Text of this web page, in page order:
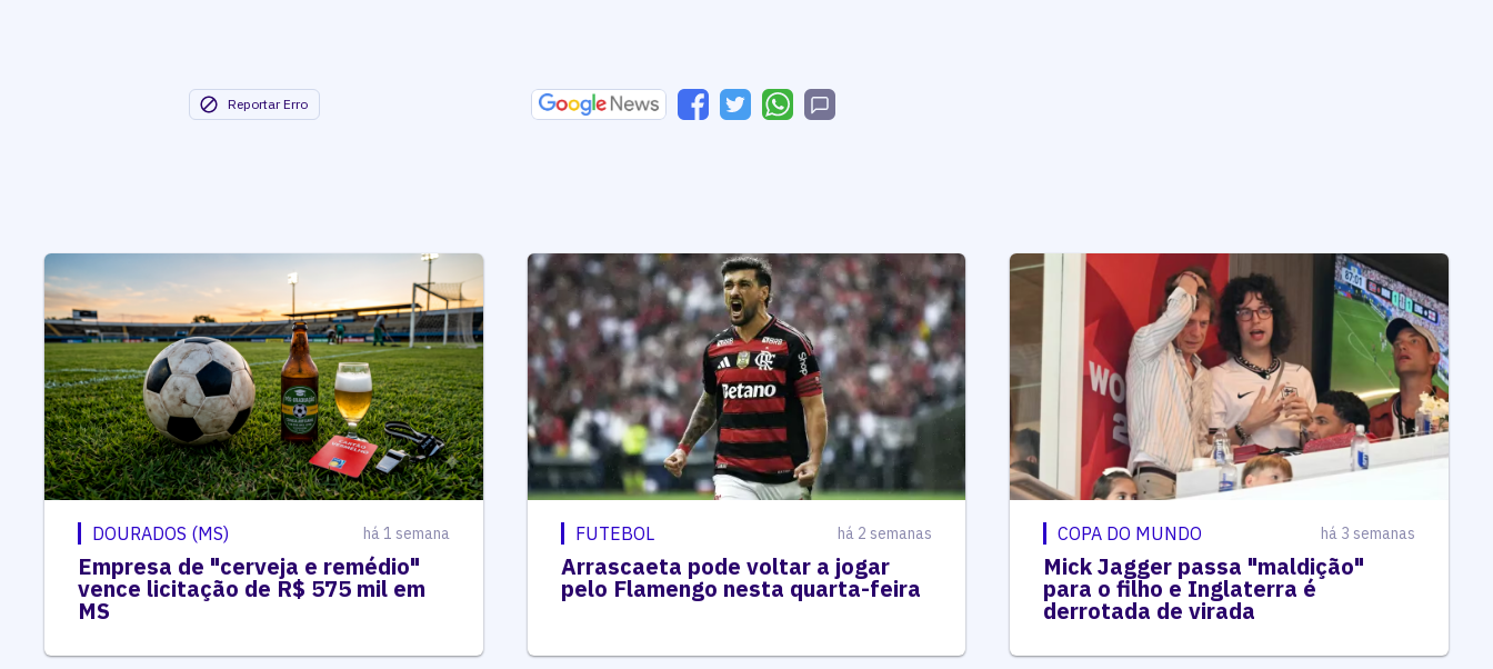
Reportar Erro
DOURADOS (MS) há 1 semana
Empresa de "cerveja e remédio"
vence licitação de R$ 575 mil em
MS
FUTEBOL há 2 semanas
Arrascaeta pode voltar a jogar
pelo Flamengo nesta quarta-feira
COPA DO MUNDO há 3 semanas
Mick Jagger passa "maldição"
para o filho e Inglaterra é
derrotada de virada